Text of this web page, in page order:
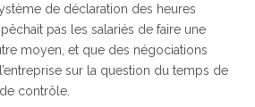
de déclaration des heures
pas les salariés de faire une
moyen, et que des négociations
sur la question du temps de
contrôle.